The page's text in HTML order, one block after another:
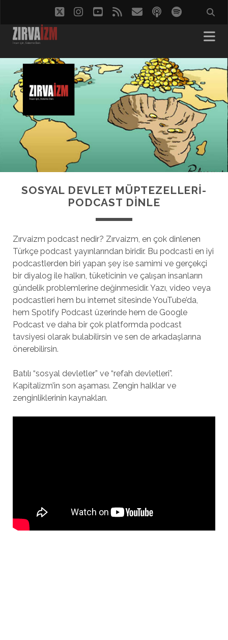
twitterinstagram
youtube
rss epostapodcastspotify
SOSYAL DEVLET MÜPTEZELLERİ-
PODCAST DINLE
Zırvaizm podcast nedir? Zırvaizm, en çok dinlenen
Türkçe podcast yayınlarından biridir. Bu podcasti en iyi
podcastlerden biri yapan şey ise samimi ve gerçekçi
bir diyalog ile halkın, tüketicinin ve çalışan insanların
gündelik problemlerine değinmesidir. Yazı, video veya
podcastleri hem bu internet sitesinde YouTube’da,
hem Spotify Podcast üzerinde hem de Google
Podcast ve daha bir çok platformda podcast
tavsiyesi olarak bulabilirsin ve sen de arkadaşlarına
önerebilirsin.
Batılı “sosyal devletler” ve “refah devletleri”.
Kapitalizm’in son aşaması. Zengin halklar ve
zenginliklerinin kaynakları.